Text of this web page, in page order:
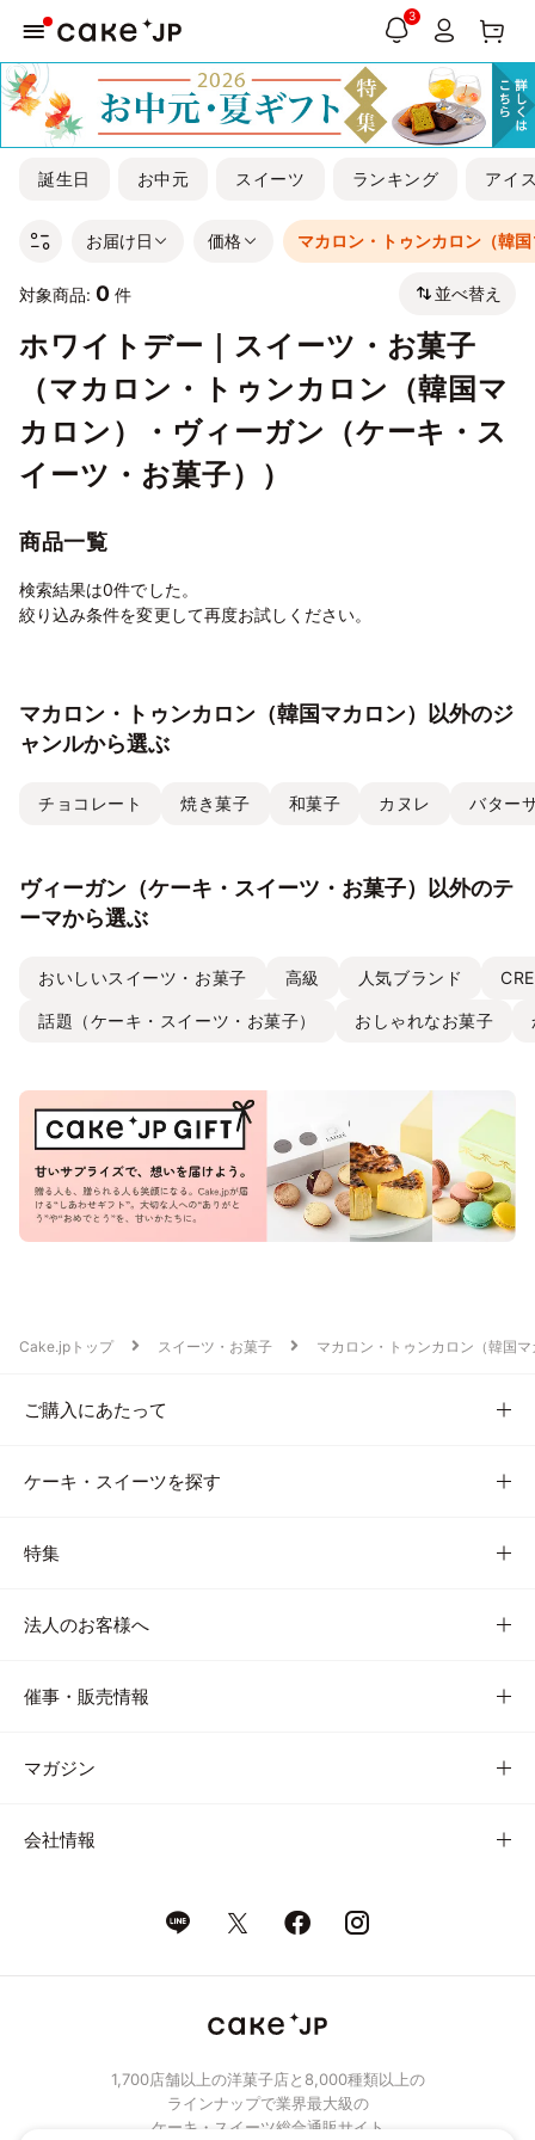
3
誕生日 お中元 スイーツ ランキング アイ
お届け日 価格 マカロン・トゥンカロン（韓
対象商品: 0 件 並べ替え
ホワイトデー｜スイーツ・お菓子
（マカロン・トゥンカロン（韓国マ
カロン）・ヴィーガン（ケーキ・ス
イーツ・お菓子））
商品一覧
検索結果は0件でした。
絞り込み条件を変更して再度お試しください。
マカロン・トゥンカロン（韓国マカロン）以外のジ
ャンルから選ぶ
チョコレート 焼き菓子 和菓子 カヌレ バター
ヴィーガン（ケーキ・スイーツ・お菓子）以外のテ
ーマから選ぶ
おいしいスイーツ・お菓子 高級 人気ブランド
話題（ケーキ・スイーツ・お菓子） おしゃれなお菓子
Cake.jpトップ スイーツ・お菓子 マカロン・トゥンカロン（韓国
ご購入にあたって
ケーキ・スイーツを探す
特集
法人のお客様へ
催事・販売情報
マガジン
会社情報
1,700店舗以上の洋菓子店と8,000種類以上の
ラインナップで業界最大級の
ケーキ・スイーツ総合通販サイト